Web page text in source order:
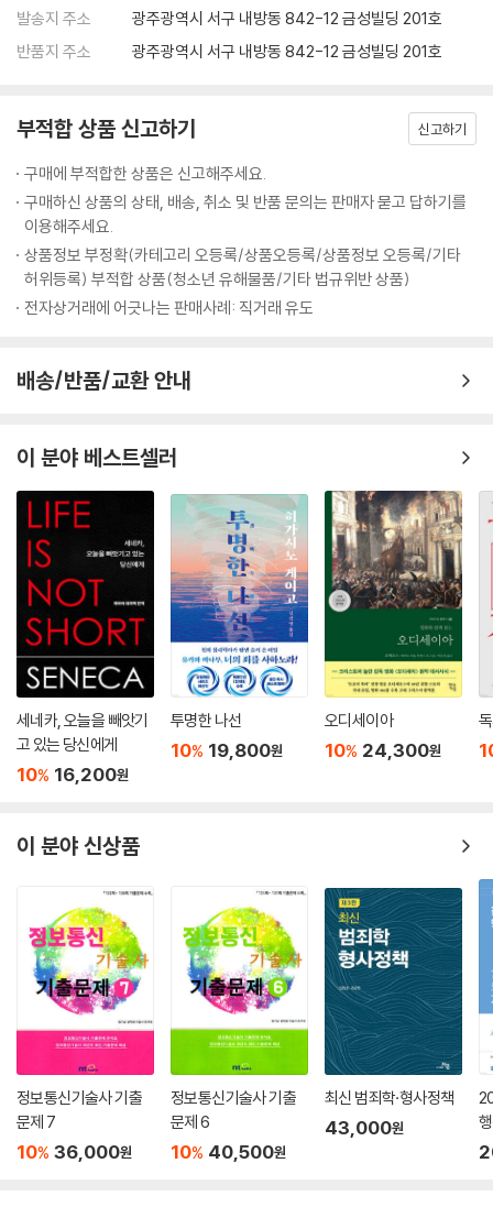
발송지 주소
광주광역시 서구 내방동 842-12 금성빌딩 201호
반품지 주소
광주광역시 서구 내방동 842-12 금성빌딩 201호
부적합 상품 신고하기 신고하기
구매에 부적합한 상품은 신고해주세요.
구매하신 상품의 상태, 배송, 취소 및 반품 문의는 판매자 묻고 답하기를
이용해주세요.
상품정보 부정확(카테고리 오등록/상품오등록/상품정보 오등록/기타
허위등록) 부적합 상품(청소년 유해물품/기타 법규위반 상품)
전자상거래에 어긋나는 판매사례: 직거래 유도
배송/반품/교환 안내
이 분야 베스트셀러
세네카, 오늘을 빼앗기
고 있는 당신에게
10% 16,200원
투명한 나선
10% 19,800원
오디세이아
10% 24,300원
이 분야 신상품
정보통신기술사 기출
문제 7
10% 36,000원
정보통신기술사 기출
문제 6
10% 40,500원
최신 범죄학·형사정책
43,000원